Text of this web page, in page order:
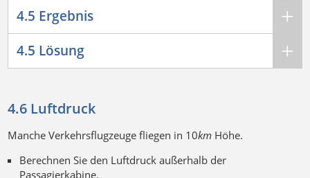
4.5 Ergebnis
4.5 Lösung
4.6 Luftdruck
Manche Verkehrsflugzeuge fliegen in 10km Höhe.
Berechnen Sie den Luftdruck außerhalb der
Passagierkabine.